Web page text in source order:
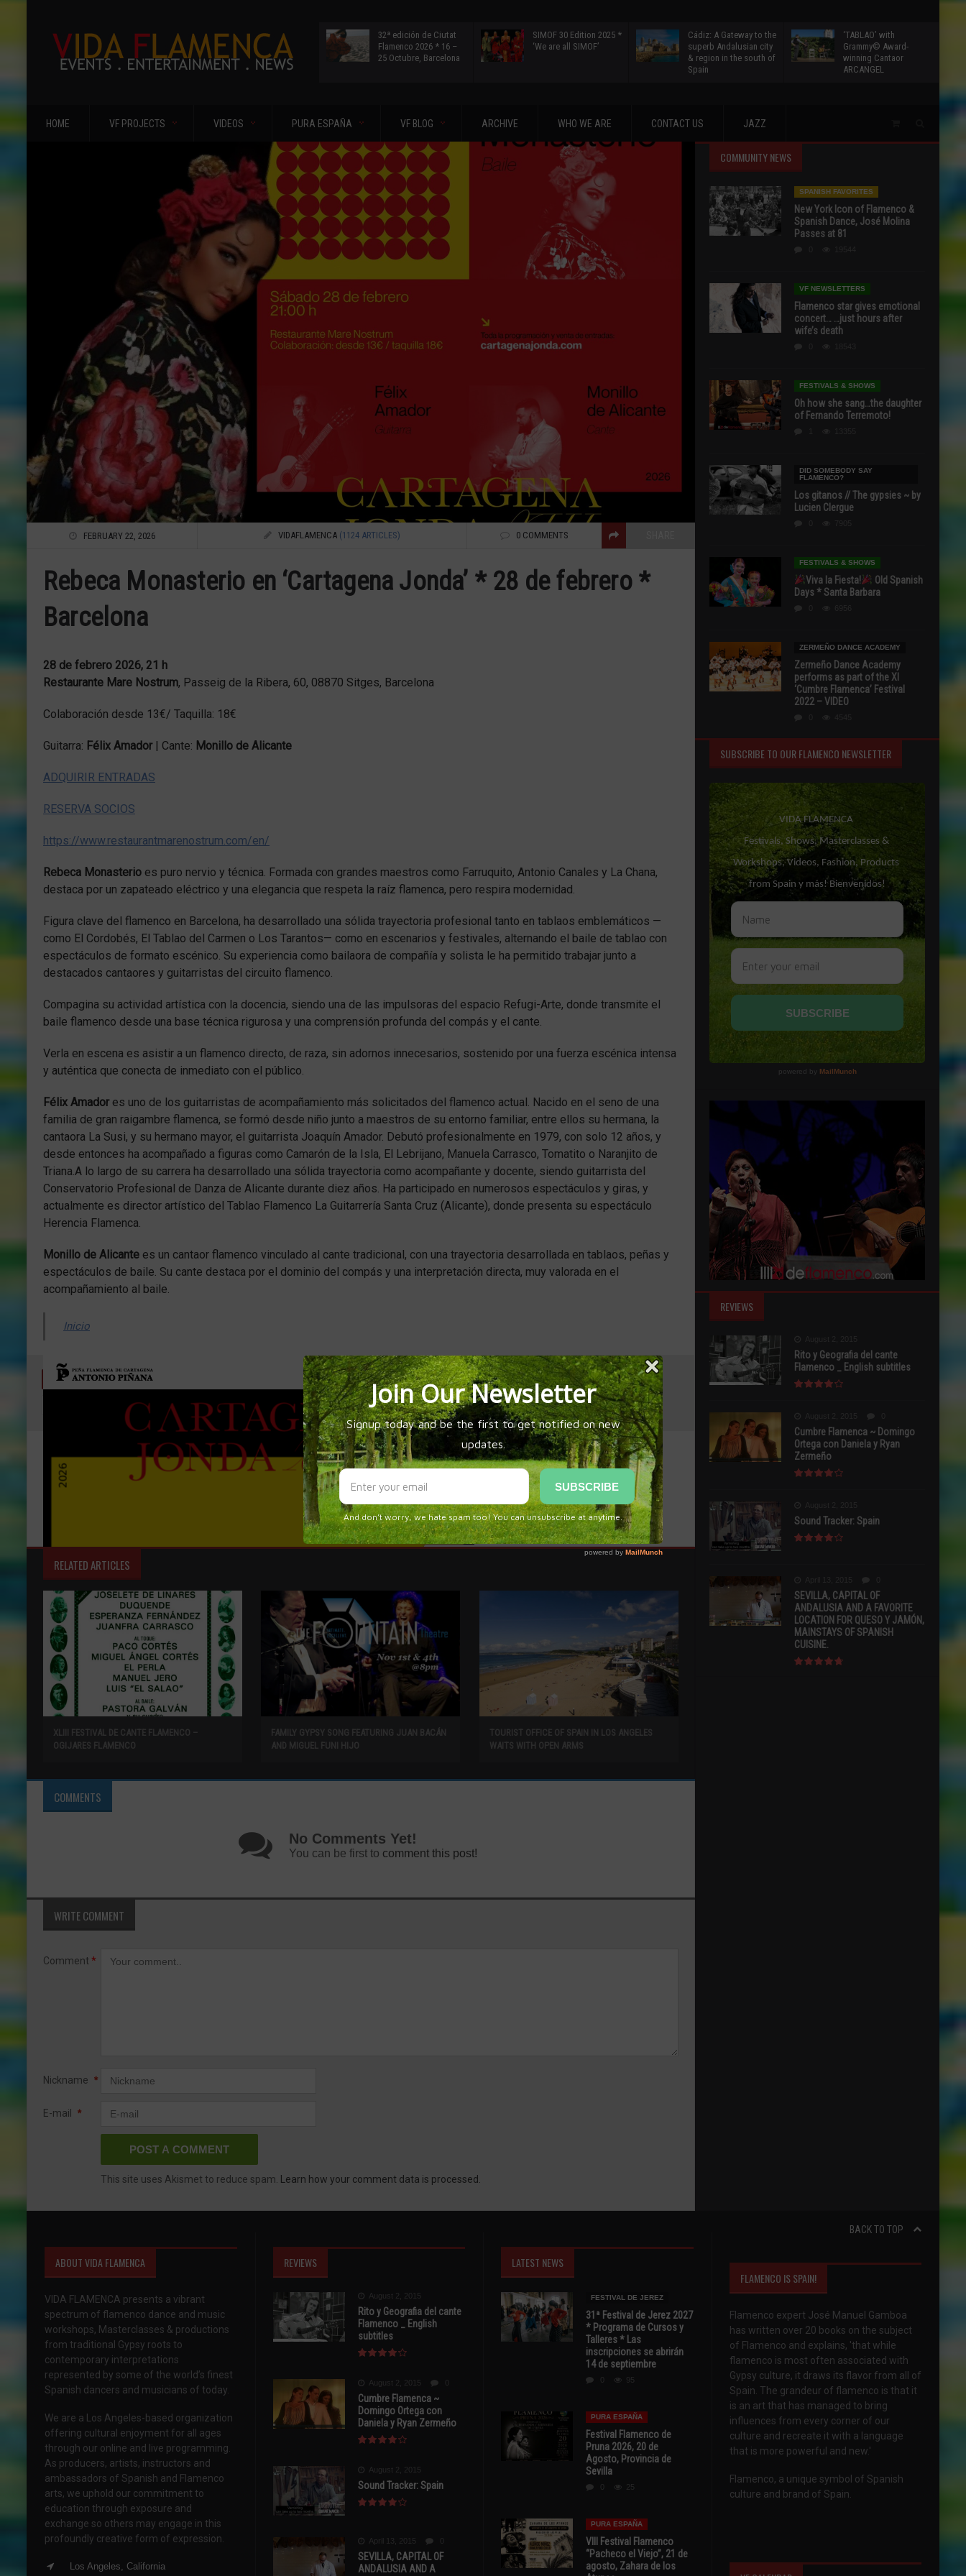
32ª edición de Ciutat
Flamenco 2026 * 16 –
25 Octubre, Barcelona
SIMOF 30 Edition 2025 *
‘We are all SIMOF’
Cádiz: A Gateway to the
superb Andalusian city
& region in the south of
Spain
‘TABLAO’ with
Grammy© Award-
winning Cantaor
ARCANGEL
HOME VF PROJECTS VIDEOS PURA ESPAÑA VF BLOG ARCHIVE WHO WE ARE CONTACT US JAZZ
FEBRUARY 22, 2026 VIDAFLAMENCA (1124 ARTICLES) 0 COMMENTS
Rebeca Monasterio en ‘Cartagena Jonda’ * 28 de febrero *
Barcelona
28 de febrero 2026, 21 h
Restaurante Mare Nostrum, Passeig de la Ribera, 60, 08870 Sitges, Barcelona
Colaboración desde 13€/ Taquilla: 18€
Guitarra: Félix Amador| Cante: Monillo de Alicante
ADQUIRIR ENTRADAS
RESERVA SOCIOS
https://www.restaurantmarenostrum.com/en/
Rebeca Monasterio es puro nervio y técnica. Formada con grandes maestros como Farruquito, Antonio Canales y La Chana,
destaca por un zapateado eléctrico y una elegancia que respeta la raíz flamenca, pero respira modernidad.
Figura clave del flamenco en Barcelona, ha desarrollado una sólida trayectoria profesional tanto en tablaos emblemáticos —
como El Cordobés, El Tablao del Carmen o Los Tarantos— como en escenarios y festivales, alternando el baile de tablao con
espectáculos de formato escénico. Su experiencia como bailaora de compañía y solista le ha permitido trabajar junto a
destacados cantaores y guitarristas del circuito flamenco.
Compagina su actividad artística con la docencia, siendo una de las impulsoras del espacio Refugi-Arte, donde transmite el
baile flamenco desde una base técnica rigurosa y una comprensión profunda del compás y el cante.
Verla en escena es asistir a un flamenco directo, de raza, sin adornos innecesarios, sostenido por una fuerza escénica intensa
y auténtica que conecta de inmediato con el público.
Félix Amadores uno de los guitarristas de acompañamiento más solicitados del flamenco actual. Nacido en el seno de una
familia de gran raigambre flamenca, se formó desde niño junto a maestros de su entorno familiar, entre ellos su hermana, la
cantaora La Susi, y su hermano mayor, el guitarrista Joaquín Amador. Debutó profesionalmente en 1979, con solo 12 años, y
desde entonces ha acompañado a figuras como Camarón de la Isla, El Lebrijano, Manuela Carrasco, Tomatito o Naranjito de
Triana.A lo largo de su carrera ha desarrollado una sólida trayectoria como acompañante y docente, siendo guitarrista del
Conservatorio Profesional de Danza de Alicante durante diez años. Ha participado en numerosos espectáculos y giras, y
actualmente es director artístico del Tablao Flamenco La Guitarrería Santa Cruz (Alicante), donde presenta su espectáculo
Herencia Flamenca.
Monillo de Alicante es un cantaor flamenco vinculado al cante tradicional, con una trayectoria desarrollada en tablaos, peñas y
espectáculos de baile. Su cante destaca por el dominio del compás y una interpretación directa, muy valorada en el
acompañamiento al baile.
Inicio
TAGS BARCELONA CARTAGENA JONDA FÉLIX AMADOR MONILLO DE ALICANTE
PEÑA FLAMENCA DE CARTAGENA ANTONIO PIÑANA REBECA MONASTERIO RESTAURANTE MARE NOSTRUM
VIDAFLAMENCA
RELATED ARTICLES
XLIII FESTIVAL DE CANTE FLAMENCO –
OGIJARES FLAMENCO
FAMILY GYPSY SONG FEATURING JUAN BACÁN
AND MIGUEL FUNI HIJO
TOURIST OFFICE OF SPAIN IN LOS ANGELES
WAITS WITH OPEN ARMS
COMMENTS
No Comments Yet!
You can be first to comment this post!
WRITE COMMENT
Comment *
Nickname *
E-mail *
This site uses Akismet to reduce spam. Learn how your comment data is processed.
COMMUNITY NEWS
SPANISH FAVORITES
New York Icon of Flamenco &
Spanish Dance, José Molina
Passes at 81
VF NEWSLETTERS
Flamenco star gives emotional
concert… …just hours after
wife’s death
FESTIVALS & SHOWS
Oh how she sang…the daughter
of Fernando Terremoto!
DID SOMEBODY SAY
FLAMENCO?
Los gitanos // The gypsies ~ by
Lucien Clergue
FESTIVALS & SHOWS
Viva la Fiesta!
Old Spanish
Days * Santa Barbara
ZERMEÑO DANCE ACADEMY
Zermeño Dance Academy
performs as part of the XI
‘Cumbre Flamenca’ Festival
2022 – VIDEO
SUBSCRIBE TO OUR FLAMENCO NEWSLETTER
REVIEWS
Rito y Geografia del cante
Flamenco _ English subtitles
Cumbre Flamenca ~ Domingo
Ortega con Daniela y Ryan
Zermeño
Sound Tracker: Spain
SEVILLA, CAPITAL OF
ANDALUSIA AND A FAVORITE
LOCATION FOR QUESO Y JAMÓN,
MAINSTAYS OF SPANISH
CUISINE.
BACK TO TOP
ABOUT VIDA FLAMENCA
VIDA FLAMENCA presents a vibrant
spectrum of flamenco dance and music
workshops, Masterclasses & productions
from traditional Gypsy roots to
contemporary interpretations
represented by some of the world’s finest
Spanish dancers and musicians of today.
We are a Los Angeles-based organization
offering cultural enjoyment for all ages
through our online and live programming.
As producers, artists, instructors and
ambassadors of Spanish and Flamenco
arts, we uphold our commitment to
education through exposure and
exchange so others may engage in this
profoundly creative form of expression.
Los Angeles, California
REVIEWS
August 2, 2015
Rito y Geografia del cante
Flamenco _ English
subtitles
August 2, 2015
Cumbre Flamenca ~
Domingo Ortega con
Daniela y Ryan Zermeño
August 2, 2015
Sound Tracker: Spain
April 13, 2015
SEVILLA, CAPITAL OF
ANDALUSIA AND A
LATEST NEWS
FESTIVAL DE JEREZ
31ª Festival de Jerez 2027
* Programa de Cursos y
Talleres * Las
inscripciones se abrirán
14 de septiembre
95
PURA ESPAÑA
Festival Flamenco de
Pruna 2026, 20 de
Agosto, Provincia de
Sevilla
25
PURA ESPAÑA
VIII Festival Flamenco
“Pacheco el Viejo”, 21 de
agosto, Zahara de los
FLAMENCO IS SPAIN!
Flamenco expert José Manuel Gamboa
has written over 20 books on the subject
of Flamenco and explains, 'that while
flamenco is most often associated with
Gypsy culture, it draws its flavor from all of
Spain. The grandeur of flamenco is that it
is an art that has managed to bring
influences from every corner of our
culture and recreate it with a language
that is more powerful and new.'
Flamenco, a unique symbol of Spanish
culture and brand of Spain.